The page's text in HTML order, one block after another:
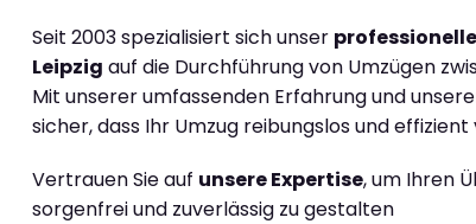
Seit 2003 spezialisiert sich unser
Leipzig auf die Durchführung von Umzügen
Mit unserer umfassenden Erfahrung und
sicher, dass Ihr Umzug reibungslos und
Vertrauen Sie auf unsere Expertise, um Ihren
sorgenfrei und zuverlässig zu gestalten